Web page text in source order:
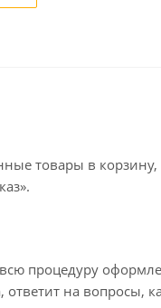
товары в
процедуру
на вопросы,